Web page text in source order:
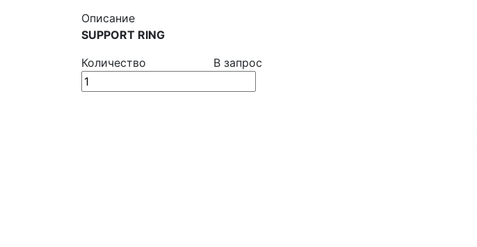
Описание
SUPPORT RING
Количество
В запрос